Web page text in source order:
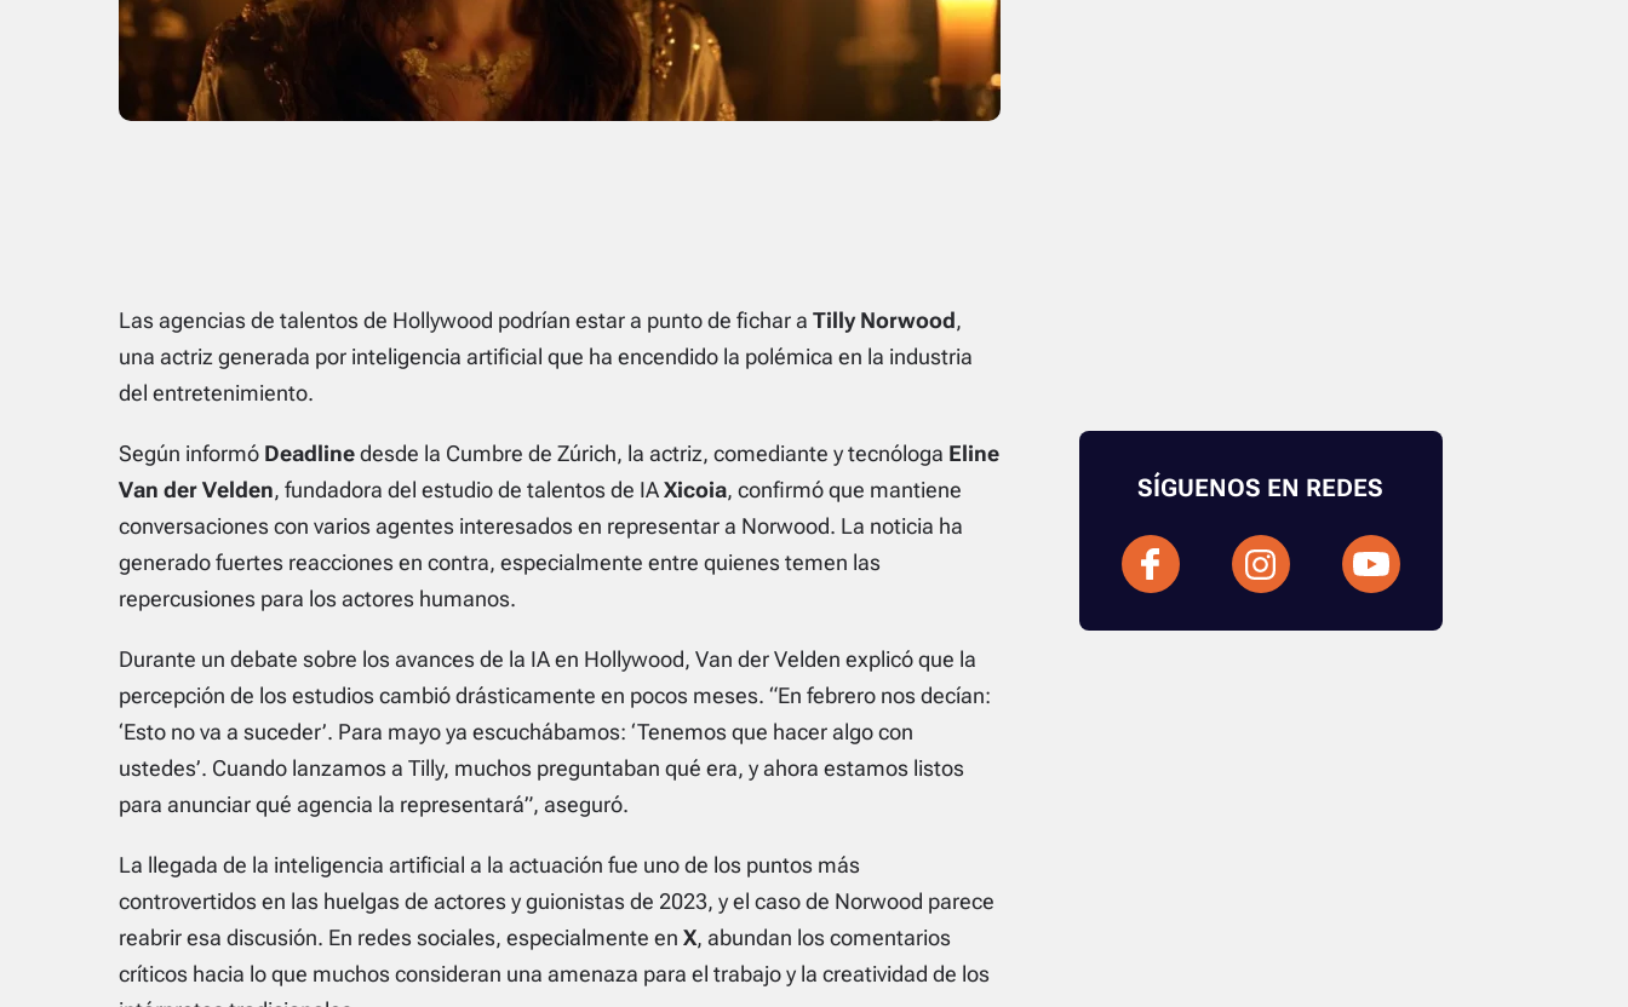
Las agencias de talentos de Hollywood podrían estar a punto de fichar a Tilly Norwood,
una actriz generada por inteligencia artificial que ha encendido la polémica en la industria
del entretenimiento.
Según informó Deadlinedesde la Cumbre de Zúrich, la actriz, comediante y tecnóloga Eline
Van der Velden, fundadora del estudio de talentos de IAXicoia, confirmó que mantiene
conversaciones con varios agentes interesados en representar a Norwood. La noticia ha
generado fuertes reacciones en contra, especialmente entre quienes temen las
repercusiones para los actores humanos.
Durante un debate sobre los avances de la IA en Hollywood, Van der Velden explicó que la
percepción de los estudios cambió drásticamente en pocos meses. “En febrero nos decían:
‘Esto no va a suceder’. Para mayo ya escuchábamos: ‘Tenemos que hacer algo con
ustedes’. Cuando lanzamos a Tilly, muchos preguntaban qué era, y ahora estamos listos
para anunciar qué agencia la representará”, aseguró.
La llegada de la inteligencia artificial a la actuación fue uno de los puntos más
controvertidos en las huelgas de actores y guionistas de 2023, y el caso de Norwood parece
reabrir esa discusión. En redes sociales, especialmente en X, abundan los comentarios
críticos hacia lo que muchos consideran una amenaza para el trabajo y la creatividad de los
SÍGUENOS EN REDES